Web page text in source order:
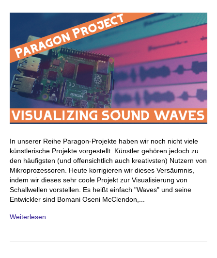
In unserer Reihe Paragon-Projekte haben wir noch nicht viele
künstlerische Projekte vorgestellt. Künstler gehören jedoch zu
den häufigsten (und offensichtlich auch kreativsten) Nutzern von
Mikroprozessoren. Heute korrigieren wir dieses Versäumnis,
indem wir dieses sehr coole Projekt zur Visualisierung von
Schallwellen vorstellen. Es heißt einfach "Waves" und seine
Entwickler sind Bomani Oseni McClendon,...
Weiterlesen